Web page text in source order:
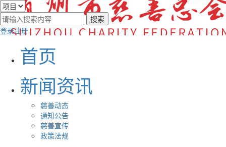
登录注册
首页
新闻资讯
慈善动态
通知公告
慈善宣传
政策法规